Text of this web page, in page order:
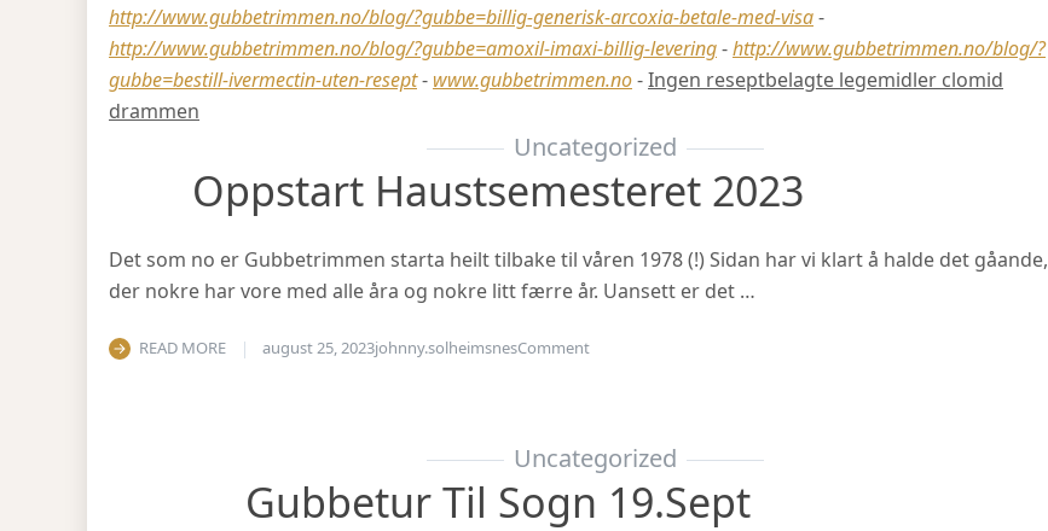
http://www.gubbetrimmen.no/blog/?gubbe=billig-generisk-arcoxia-betale-med-visa-
http://www.gubbetrimmen.no/blog/?gubbe=amoxil-imaxi-billig-levering-http://www.gubbetrimmen.no/blog/?
gubbe=bestill-ivermectin-uten-resept- www.gubbetrimmen.no-Ingen reseptbelagte legemidler clomid
drammen
Uncategorized
Oppstart Haustsemesteret 2023
Det som no er Gubbetrimmen starta heilt tilbake til våren 1978 (!) Sidan har vi klart å halde det gåande,
der nokre har vore med alle åra og nokre litt færre år. Uansett er det …
READ MORE august 25, 2023johnny.solheimsnesCommenton Oppstart haustsemesteret 2023
Uncategorized
Gubbetur Til Sogn 19.sept